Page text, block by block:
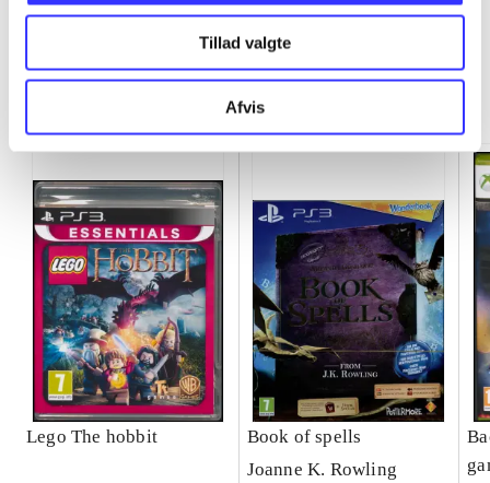
Tillad valgte
Afvis
Minder om
Lego The hobbit
Book of spells
Joanne K. Rowling